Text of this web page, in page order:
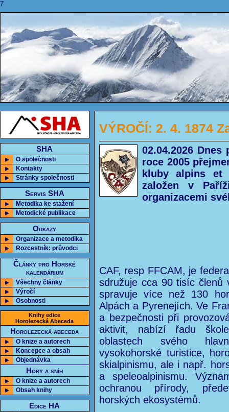
7
SHA
O společnosti
Kontakty
Stránky společnosti
Servis SHA
Metodika ke stažení
Metodické publikace
Odkazy
Organizace a metodika
Rozcestník: průvodci
Články pro Horské
kalendárium
Všechny články
Výročí
Osobnosti
Knihy edice
Horolezecká Abeceda
Horolezecká abeceda
O knize a autorech
Koncepce a obsah
Objednávka
Hory a sníh
O knize a autorech
Obsah knihy
Edice HA
VÝROČÍ: 2. 4. 1874
02.04.2026
roce 2005
kluby alpins et
založen v
organizacemi
CAF, resp FFCAM, je
sdružuje cca 90 tisíc členů
spravuje více než 130
Alpách a Pyrenejích. Ve
a bezpečnosti při
aktivit, nabízí řadu
oblastech svého
vysokohorské turistice,
skialpinismu, ale i např.
a speleoalpinismu.
ochranou přírody,
horských ekosystémů.